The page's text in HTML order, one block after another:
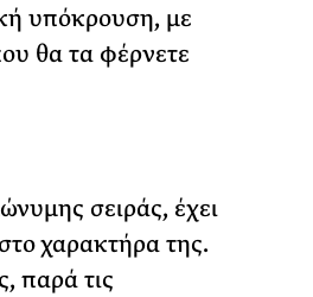
υπόκρουση, με
θα τα φέρνετε
σειράς, έχει
χαρακτήρα της.
παρά τις